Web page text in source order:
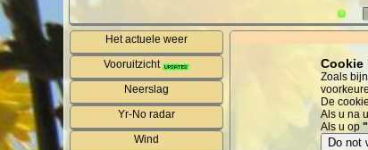
Het actuele weer
Vooruitzicht
Neerslag
Yr-No radar
Wind
Cookie
Zoals
De
Als u na
Als u op
Do not